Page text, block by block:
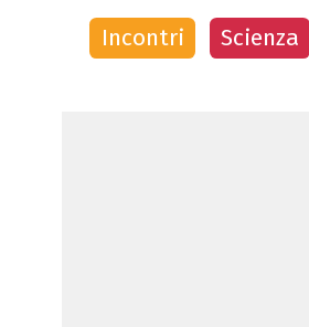
Incontri Scienza